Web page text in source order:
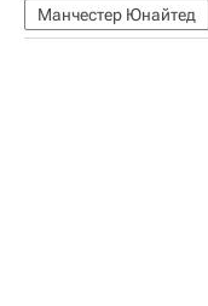
Манчестер Юнайтед